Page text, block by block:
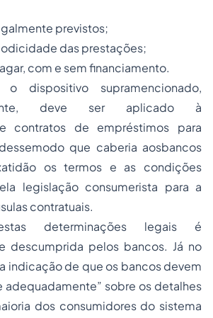
previstos;
das prestações;
com e sem financiamento.
dispositivo supramencionado,
deve ser aplicado à
contratos de empréstimos para
que caberia aosbancos
os termos e as condições
legislação consumerista para a
contratuais.
determinações legais é
descumprida pelos bancos. Já no
indicação de que os bancos devem
adequadamente” sobre os detalhes
dos consumidores do sistema